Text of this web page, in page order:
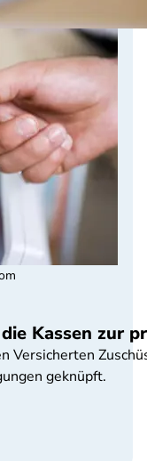
Kassen zur
Versicherten
geknüpft.